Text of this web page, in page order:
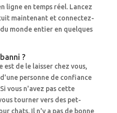
ligne en temps réel. Lancez
maintenant et connectez-
monde entier en quelques
?
de le laisser chez vous,
personne de confiance
vous n'avez pas cette
tourner vers des pet-
chats. Il n'y a pas de bonne